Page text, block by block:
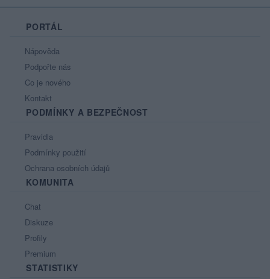
PORTÁL
Nápověda
Podpořte nás
Co je nového
Kontakt
PODMÍNKY A BEZPEČNOST
Pravidla
Podmínky použití
Ochrana osobních údajů
KOMUNITA
Chat
Diskuze
Profily
Premium
STATISTIKY